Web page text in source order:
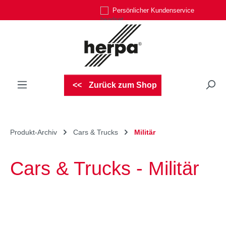
Persönlicher Kundenservice
Zurück zum Shop
Produkt-Archiv Cars & Trucks Militär
Cars & Trucks - Militär